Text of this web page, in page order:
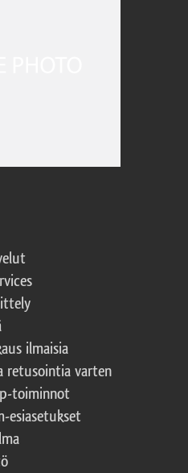
ilmaisia
retusointia varten
toiminnot
esiasetukset